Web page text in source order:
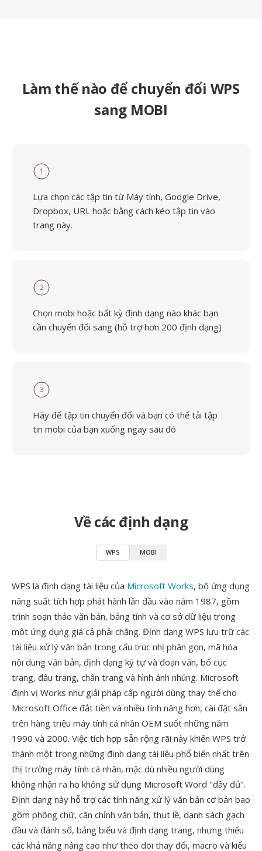
Làm thế nào để chuyển đổi WPS
sang MOBI
1
Lựa chọn các tập tin từ Máy tính, Google Drive,
Dropbox, URL hoặc bằng cách kéo tập tin vào
trang này.
2
Chọn mobi hoặc bất kỳ định dạng nào khác bạn
cần chuyển đổi sang (hỗ trợ hơn 200 định dạng)
3
Hãy để tập tin chuyển đổi và bạn có thể tải tập
tin mobi của bạn xuống ngay sau đó
Về các định dạng
WPS MOBI
WPS là định dạng tài liệu của Microsoft Works, bộ ứng dụng
năng suất tích hợp phát hành lần đầu vào năm 1987, gồm
trình soạn thảo văn bản, bảng tính và cơ sở dữ liệu trong
một ứng dụng giá cả phải chăng. Định dạng WPS lưu trữ các
tài liệu xử lý văn bản trong cấu trúc nhị phân gọn, mã hóa
nội dung văn bản, định dạng ký tự và đoạn văn, bố cục
trang, đầu trang, chân trang và hình ảnh nhúng. Microsoft
định vị Works như giải pháp cấp người dùng thay thế cho
Microsoft Office đắt tiền và nhiều tính năng hơn, cài đặt sẵn
trên hàng triệu máy tính cá nhân OEM suốt những năm
1990 và 2000. Việc tích hợp sẵn rộng rãi này khiến WPS trở
thành một trong những định dạng tài liệu phổ biến nhất trên
thị trường máy tính cá nhân, mặc dù nhiều người dùng
không nhận ra họ không sử dụng Microsoft Word "đầy đủ".
Định dạng này hỗ trợ các tính năng xử lý văn bản cơ bản bao
gồm phông chữ, căn chỉnh văn bản, thụt lề, danh sách gạch
đầu và đánh số, bảng biểu và định dạng trang, nhưng thiếu
các khả năng nâng cao như theo dõi thay đổi, macro và kiểu